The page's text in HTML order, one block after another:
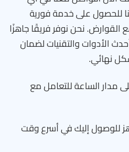
للحصول على خدمة فورية
نحن نوفر فريقًا جاهزًا
الأدوات والتقنيات لضمان
نهائي.
مدار الساعة للتعامل مع
للوصول إليك في أسرع وقت